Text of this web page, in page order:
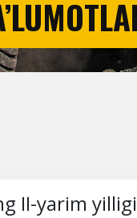
II-yarim